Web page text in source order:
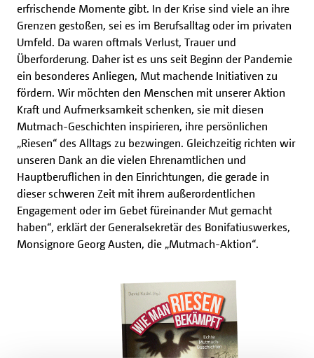
erfrischende Momente gibt. In der Krise sind viele an ihre
Grenzen gestoßen, sei es im Berufsalltag oder im privaten
Umfeld. Da waren oftmals Verlust, Trauer und
Überforderung. Daher ist es uns seit Beginn der Pandemie
ein besonderes Anliegen, Mut machende Initiativen zu
fördern. Wir möchten den Menschen mit unserer Aktion
Kraft und Aufmerksamkeit schenken, sie mit diesen
Mutmach-Geschichten inspirieren, ihre persönlichen
„Riesen“ des Alltags zu bezwingen. Gleichzeitig richten wir
unseren Dank an die vielen Ehrenamtlichen und
Hauptberuflichen in den Einrichtungen, die gerade in
dieser schweren Zeit mit ihrem außerordentlichen
Engagement oder im Gebet füreinander Mut gemacht
haben“, erklärt der Generalsekretär des Bonifatiuswerkes,
Monsignore Georg Austen, die „Mutmach-Aktion“.